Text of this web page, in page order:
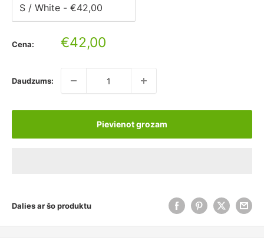
Cena:
Pārdošanas
€42,00
Daudzums:
Pievienot grozam
Dalies ar šo produktu